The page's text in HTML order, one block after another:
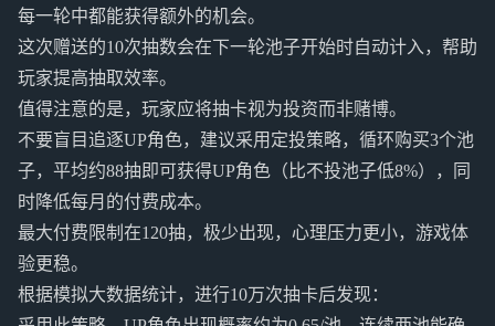
每一轮中都能获得额外的机会。
这次赠送的10次抽数会在下一轮池子开始时自动计入，帮助
玩家提高抽取效率。
值得注意的是，玩家应将抽卡视为投资而非赌博。
不要盲目追逐UP角色，建议采用定投策略，循环购买3个池
子，平均约88抽即可获得UP角色（比不投池子低8%），同
时降低每月的付费成本。
最大付费限制在120抽，极少出现，心理压力更小，游戏体
验更稳。
根据模拟大数据统计，进行10万次抽卡后发现：